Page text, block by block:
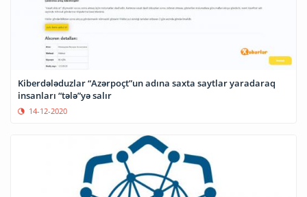
Kiberdələduzlar “Azərpoçt”un adına saxta saytlar yaradaraq
insanları “tələ”yə salır
14-12-2020